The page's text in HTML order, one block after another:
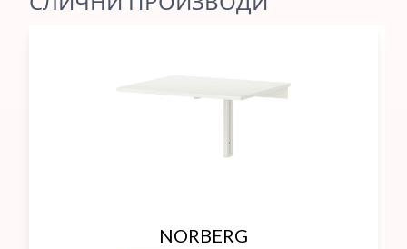
NORBERG